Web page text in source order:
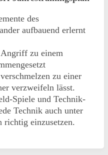
des
aufbauend erlernt
zu einem
zu einer
verzweifeln lässt.
Spiele und Technik-
Technik auch unter
richtig einzusetzen.